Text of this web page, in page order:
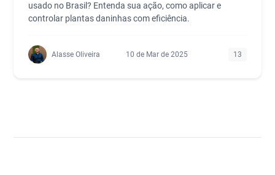
usado no Brasil? Entenda sua ação, como aplicar e
controlar plantas daninhas com eficiência.
Alasse Oliveira 10 de Mar de 2025 13